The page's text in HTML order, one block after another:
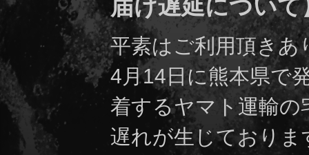
届け遅延について
平素はご利用頂き
4月14日に熊本県で
着するヤマト運輸の
遅れが生じておりま